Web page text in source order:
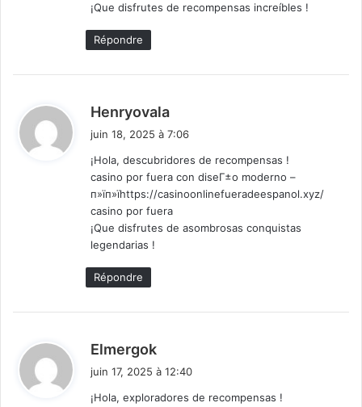
¡Que disfrutes de recompensas increíbles !
Répondre
Henryovala
i
:
juin 18, 2025 à 7:06
¡Hola, descubridores de recompensas !
casino por fuera con diseГ±o moderno –
п»їп»їhttps://casinoonlinefueradeespanol.xyz/
casino por fuera
¡Que disfrutes de asombrosas conquistas
legendarias !
Répondre
Elmergok
i
juin 17, 2025 à 12:40
¡Hola, exploradores de recompensas !